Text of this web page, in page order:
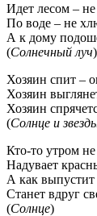
Идет лесом – не
По воде – не
А к дому
(Солнечный луч)
Хозяин спит –
Хозяин
Хозяин
(Солнце и
Кто-то утром
Надувает
А как
Станет вдруг
(Солнце)